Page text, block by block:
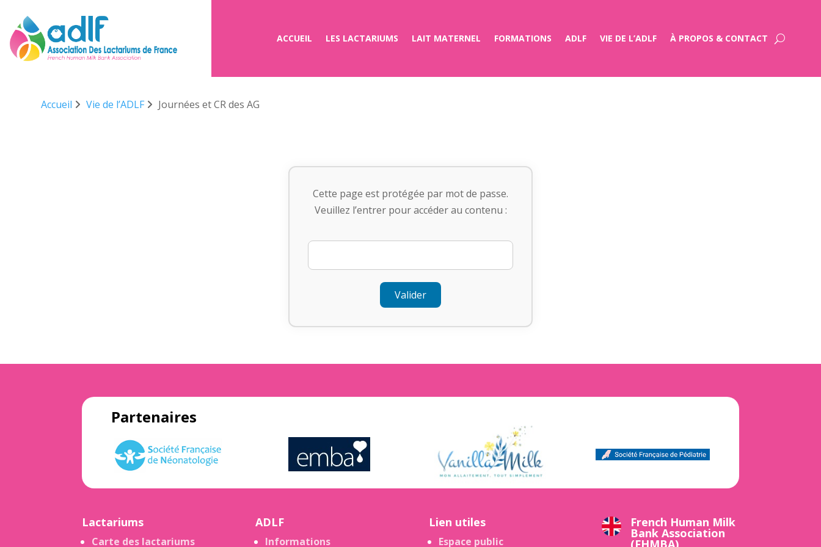
ACCUEIL LES LACTARIUMS LAIT MATERNEL FORMATIONS ADLF VIE DE L’ADLF À PROPOS & CONTACT
Accueil Vie de l’ADLF Journées et CR des AG
Cette page est protégée par mot de passe.
Veuillez l’entrer pour accéder au contenu :
Valider
Partenaires
Lactariums
Carte des lactariums
ADLF
Informations
Lien utiles
Espace public
French Human Milk
Bank Association
(FHMBA)